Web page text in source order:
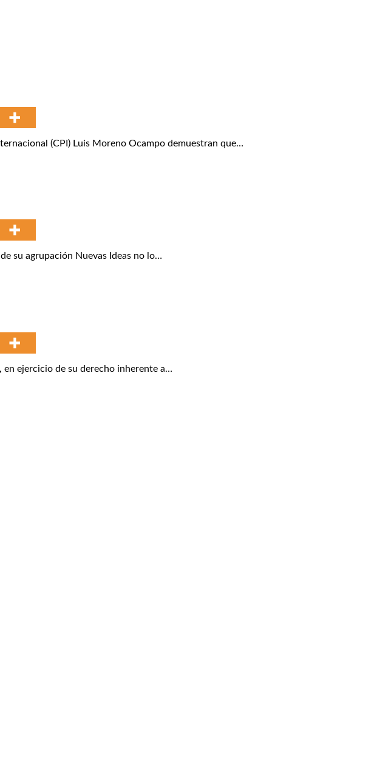
(CPI) Luis Moreno Ocampo demuestran que…
su agrupación Nuevas Ideas no lo…
en ejercicio de su derecho inherente a…